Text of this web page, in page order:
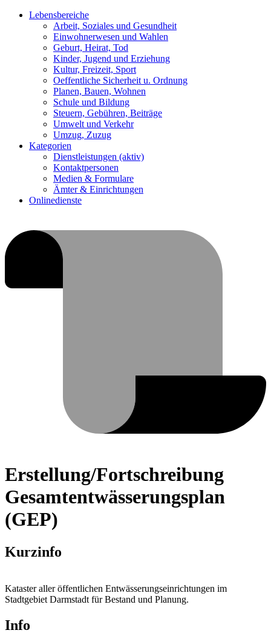
Lebensbereiche
Arbeit, Soziales und Gesundheit
Einwohnerwesen und Wahlen
Geburt, Heirat, Tod
Kinder, Jugend und Erziehung
Kultur, Freizeit, Sport
Oeffentliche Sicherheit u. Ordnung
Planen, Bauen, Wohnen
Schule und Bildung
Steuern, Gebühren, Beiträge
Umwelt und Verkehr
Umzug, Zuzug
Kategorien
Dienstleistungen (aktiv)
Kontaktpersonen
Medien & Formulare
Ämter & Einrichtungen
Onlinedienste
Erstellung/Fortschreibung
Gesamtentwässerungsplan
(GEP)
Kurzinfo
Kataster aller öffentlichen Entwässerungseinrichtungen im
Stadtgebiet Darmstadt für Bestand und Planung.
Info